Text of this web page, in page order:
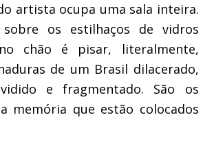
artista ocupa uma sala inteira.
sobre os estilhaços de vidros
chão é pisar, literalmente,
de um Brasil dilacerado,
e fragmentado. São os
memória que estão colocados